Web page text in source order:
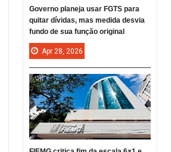
Governo planeja usar FGTS para
quitar dívidas, mas medida desvia
fundo de sua função original
Apr 28, 2026